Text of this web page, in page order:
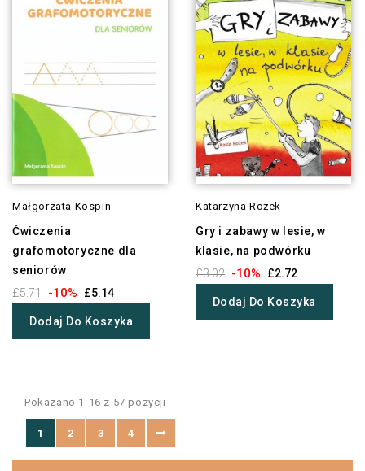
Małgorzata Kospin
Ćwiczenia
grafomotoryczne dla
seniorów
£5.71 -10% £5.14
Dodaj Do Koszyka
Katarzyna Rożek
Gry i zabawy w lesie, w
klasie, na podwórku
£3.02 -10% £2.72
Dodaj Do Koszyka
Pokazano 1-16 z 57 pozycji
1 2 3 4